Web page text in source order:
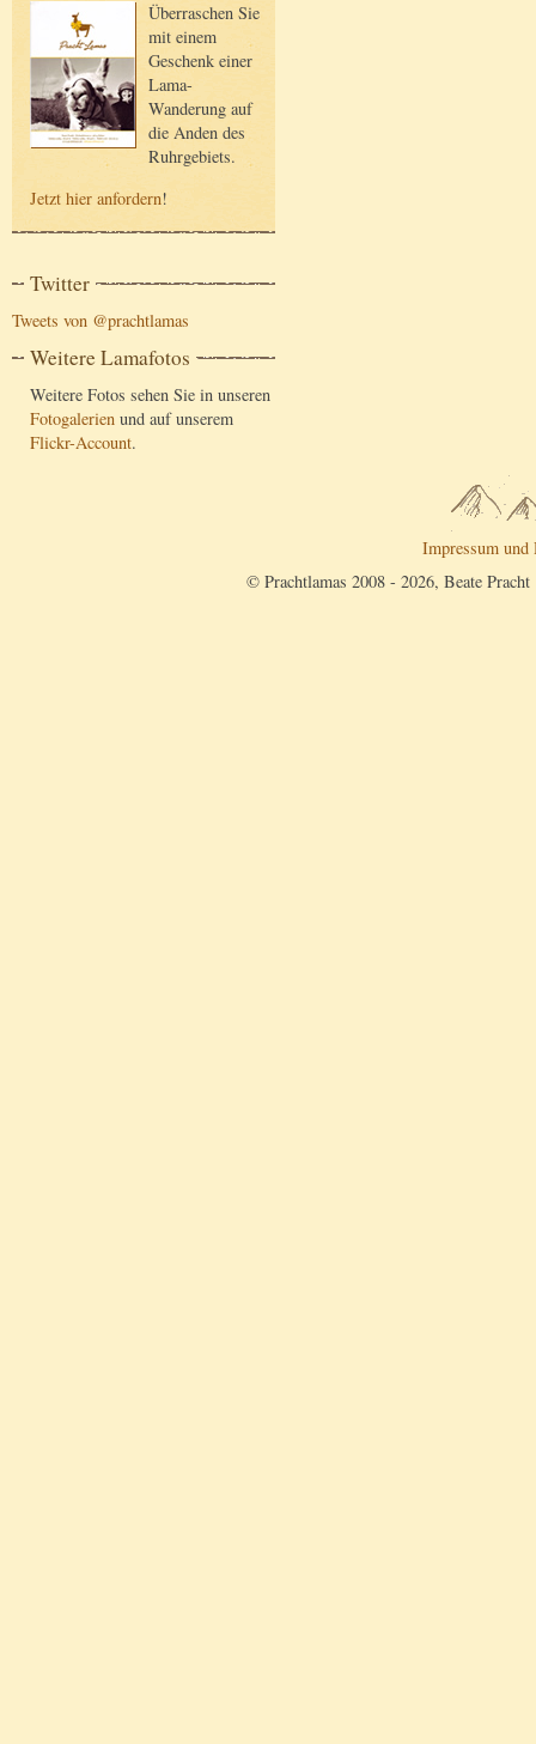
Überraschen Sie
mit einem
Geschenk einer
Lama-
Wanderung auf
die Anden des
Ruhrgebiets.
Jetzt hier anfordern!
Twitter
Tweets von @prachtlamas
Weitere Lamafotos
Weitere Fotos sehen Sie in unseren
Fotogalerien und auf unserem
Flickr-Account.
Impressum und
© Prachtlamas 2008 - 2026, Beate Pracht